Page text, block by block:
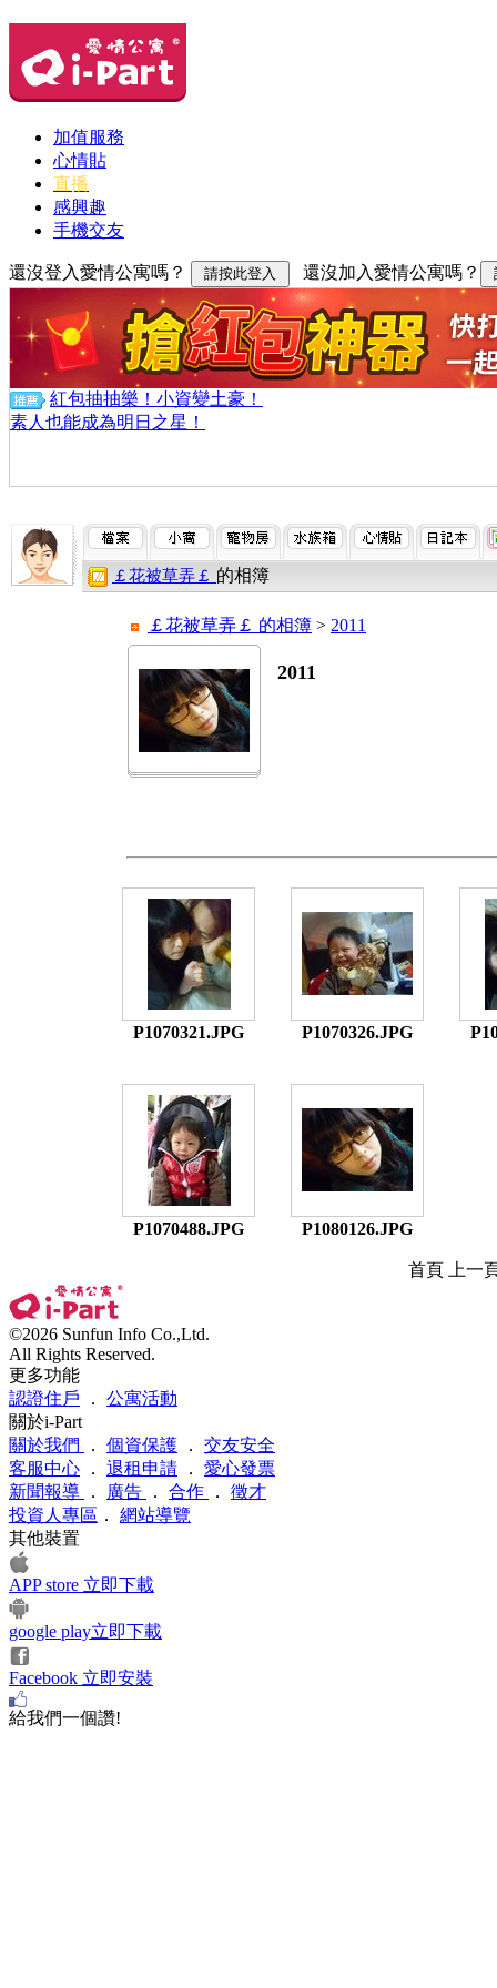
加值服務
心情貼
直播
感興趣
手機交友
還沒登入愛情公寓嗎？ 還沒加入愛情公寓嗎？
紅包抽抽樂！小資變土豪！
素人也能成為明日之星！
￡花被草弄￡ 的相簿
￡花被草弄￡ 的相簿 > 2011
2011
P1070321.JPG P1070326.JPG
P1070488.JPG P1080126.JPG
首頁 上一
©2026 Sunfun Info Co.,Ltd.
All Rights Reserved.
更多功能
認證住戶 ． 公寓活動
關於i-Part
關於我們
． 個資保護 ． 交友安全
客服中心 ． 退租申請 ． 愛心發票
新聞報導
． 廣告 ． 合作 ． 徵才
投資人專區 ． 網站導覽
其他裝置
APP store 立即下載
google play立即下載
Facebook 立即安裝
給我們一個讚!